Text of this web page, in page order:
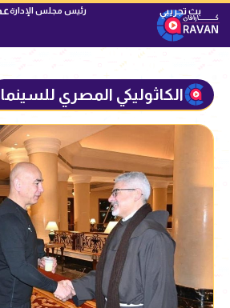
رئيس مجلس الإدارة
الكاثوليكي المصري للسينما